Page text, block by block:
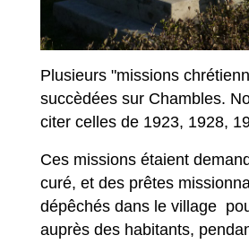
Plusieurs "missions
succèdées sur Chambles.
citer celles de 1923, 1928,
Ces missions étaient
curé, et des prêtes
dépêchés dans le village
auprès des habitants,